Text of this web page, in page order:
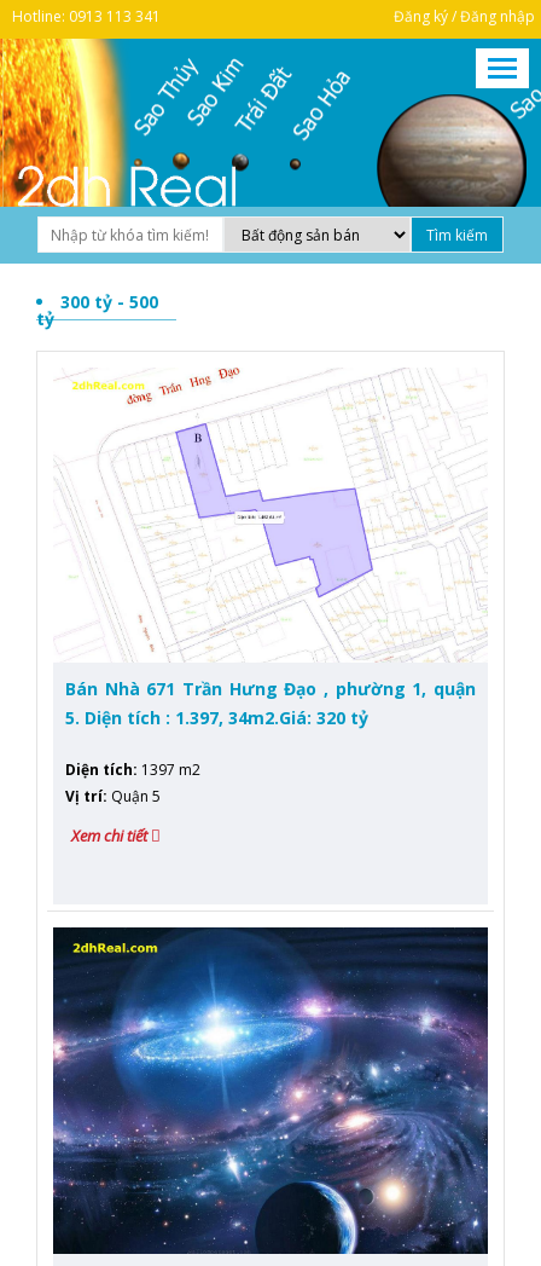
Hotline: 0913 113 341 Đăng ký / Đăng nhập
300 tỷ - 500
tỷ
Bán Nhà 671 Trần Hưng Đạo , phường 1, quận
5. Diện tích : 1.397, 34m2.Giá: 320 tỷ
Diện tích: 1397 m2
Vị trí: Quận 5
Xem chi tiết